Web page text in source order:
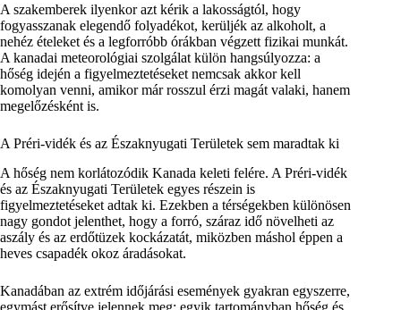
A szakemberek ilyenkor azt kérik a lakosságtól, hogy
fogyasszanak elegendő folyadékot, kerüljék az alkoholt, a
nehéz ételeket és a legforróbb órákban végzett fizikai munkát.
A kanadai meteorológiai szolgálat külön hangsúlyozza: a
hőség idején a figyelmeztetéseket nemcsak akkor kell
komolyan venni, amikor már rosszul érzi magát valaki, hanem
megelőzésként is.
A Préri-vidék és az Északnyugati Területek sem maradtak ki
A hőség nem korlátozódik Kanada keleti felére. A Préri-vidék
és az Északnyugati Területek egyes részein is
figyelmeztetéseket adtak ki. Ezekben a térségekben különösen
nagy gondot jelenthet, hogy a forró, száraz idő növelheti az
aszály és az erdőtüzek kockázatát, miközben máshol éppen a
heves csapadék okoz áradásokat.
Kanadában az extrém időjárási események gyakran egyszerre,
egymást erősítve jelennek meg: egyik tartományban hőség és